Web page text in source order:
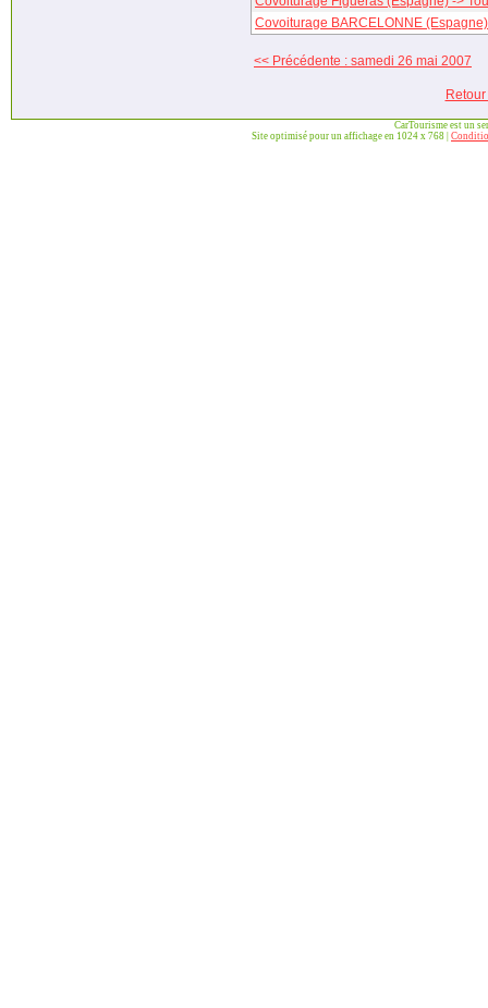
Covoiturage BARCELONNE
<< Précédente : samedi 26 mai 2007
CarTourisme est un
Site optimisé pour un affichage en 1024 x 768 |